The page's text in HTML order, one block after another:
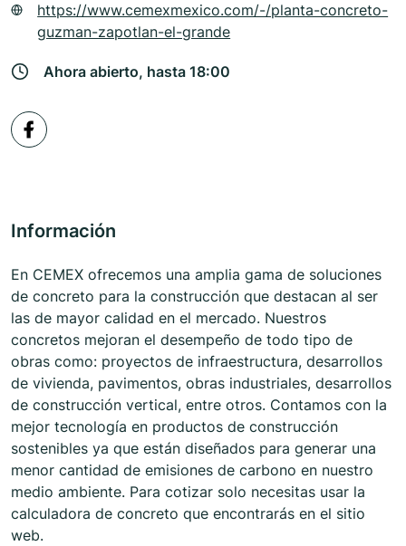
https://www.cemexmexico.com/-/planta-concreto-
guzman-zapotlan-el-grande
Ahora abierto, hasta 18:00
Información
En CEMEX ofrecemos una amplia gama de soluciones
de concreto para la construcción que destacan al ser
las de mayor calidad en el mercado. Nuestros
concretos mejoran el desempeño de todo tipo de
obras como: proyectos de infraestructura, desarrollos
de vivienda, pavimentos, obras industriales, desarrollos
de construcción vertical, entre otros. Contamos con la
mejor tecnología en productos de construcción
sostenibles ya que están diseñados para generar una
menor cantidad de emisiones de carbono en nuestro
medio ambiente. Para cotizar solo necesitas usar la
calculadora de concreto que encontrarás en el sitio
web.